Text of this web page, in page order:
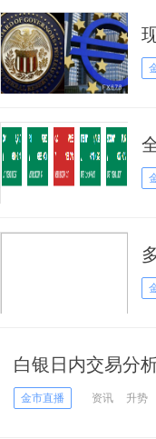
白银日内交易分
逾2%
金市直播 资讯 升势